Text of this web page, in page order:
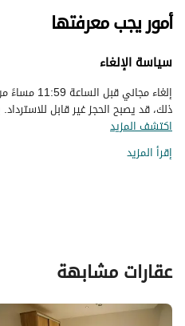
أمور يجب معرفتها
سياسة الإلغاء
إلغاء
ذلك، قد يصبح الحجز غير قابل
اكتشف المزيد
إقرأ المزيد
عقارات مشابهة